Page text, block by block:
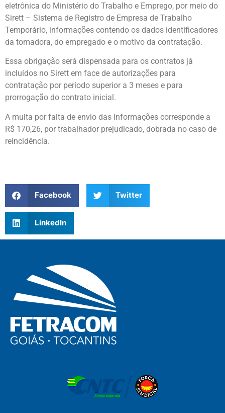
eletrônica do Ministério do Trabalho e Emprego, por meio do
Sirett – Sistema de Registro de Empresa de Trabalho
Temporário, informações contendo os dados identificadores
da tomadora, do empregado e o motivo da contratação.
Essa obrigação será dispensada para os contratos já
incluídos no Sirett em face de autorizações para
contratação por período superior a 3 meses e para
prorrogação do contrato inicial.
A multa por falta de envio das informações corresponde a
R$ 170,26, por trabalhador prejudicado, dobrada no caso de
reincidência.
Facebook Twitter
LinkedIn